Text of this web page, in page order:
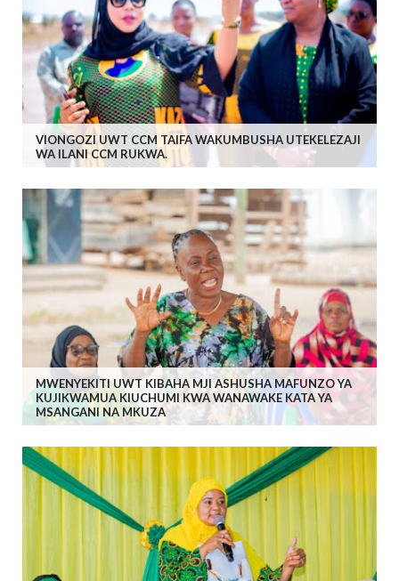
VIONGOZI UWT CCM TAIFA WAKUMBUSHA UTEKELEZAJI
WA ILANI CCM RUKWA.
MWENYEKITI UWT KIBAHA MJI ASHUSHA MAFUNZO YA
KUJIKWAMUA KIUCHUMI KWA WANAWAKE KATA YA
MSANGANI NA MKUZA